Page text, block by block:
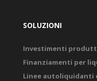
SOLUZIONI
Investimenti
Finanziamenti per
Linee autoliquidanti